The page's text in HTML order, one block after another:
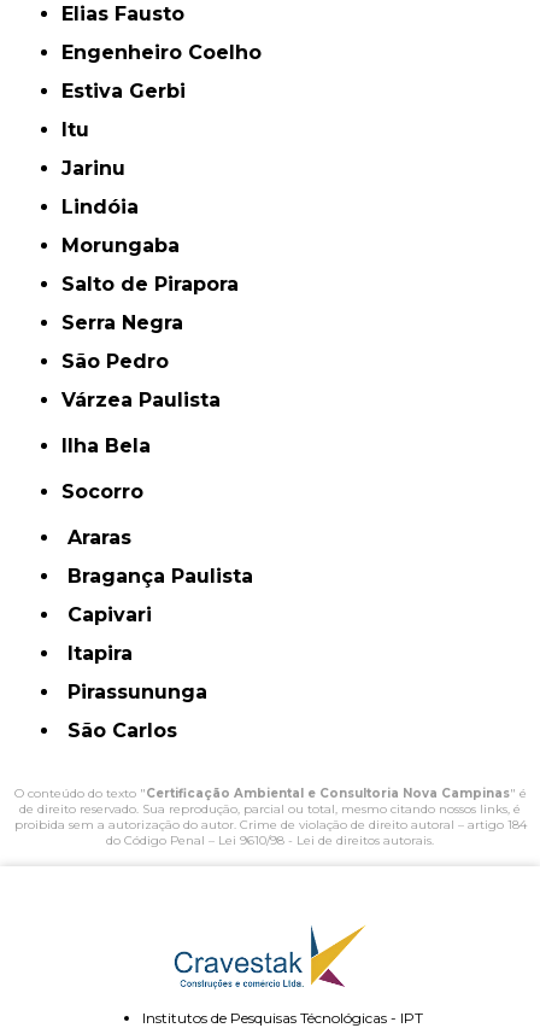
Elias Fausto
Engenheiro Coelho
Estiva Gerbi
Itu
Jarinu
Lindóia
Morungaba
Salto de Pirapora
Serra Negra
São Pedro
Várzea Paulista
Ilha Bela
Socorro
Araras
Bragança Paulista
Capivari
Itapira
Pirassununga
São Carlos
O conteúdo do texto "Certificação Ambiental e Consultoria Nova Campinas" é
de direito reservado. Sua reprodução, parcial ou total, mesmo citando nossos links, é
proibida sem a autorização do autor. Crime de violação de direito autoral – artigo 184
do Código Penal – Lei 9610/98 - Lei de direitos autorais.
Institutos de Pesquisas Técnológicas - IPT